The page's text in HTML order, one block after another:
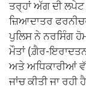
ਤਰ੍ਹਾਂ ਅੱਗ ਦੀ
ਜ਼ਿਆਦਾਤਰ
ਪੁਲਿਸ ਨੇ ਨਰਸਿੰਗ
ਮੌਤਾਂ (ਗ਼ੈਰ-
ਅਤੇ ਅਧਿਕਾਰੀਆਂ
ਜਾਂਚ ਕੀਤੀ ਜਾ ਰਹੀ